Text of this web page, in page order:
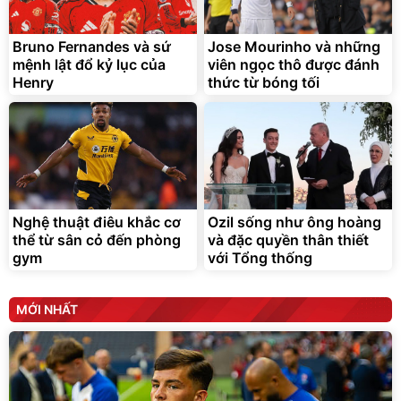
chống nóng giúp thoải mái
trong di chuyển
295.000đ
Đã bán nhiều
Bruno Fernandes và sứ
mệnh lật đổ kỷ lục của
Henry
Jose Mourinho và những
viên ngọc thô được đánh
thức từ bóng tối
Nghệ thuật điêu khắc cơ
thể từ sân cỏ đến phòng
gym
Ozil sống như ông hoàng
và đặc quyền thân thiết
với Tổng thống
MỚI NHẤT